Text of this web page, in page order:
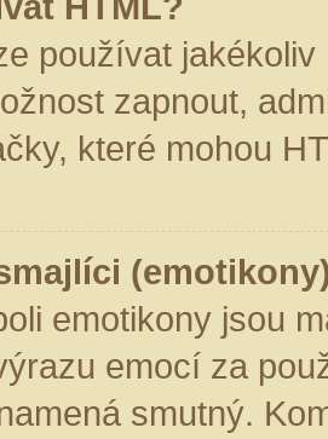
používat
zapnout,
které mohou
emotikony jsou
emocí za
smutný.